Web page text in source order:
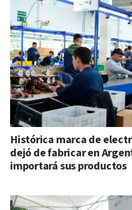
Histórica marca de
dejó de fabricar en
importará sus productos